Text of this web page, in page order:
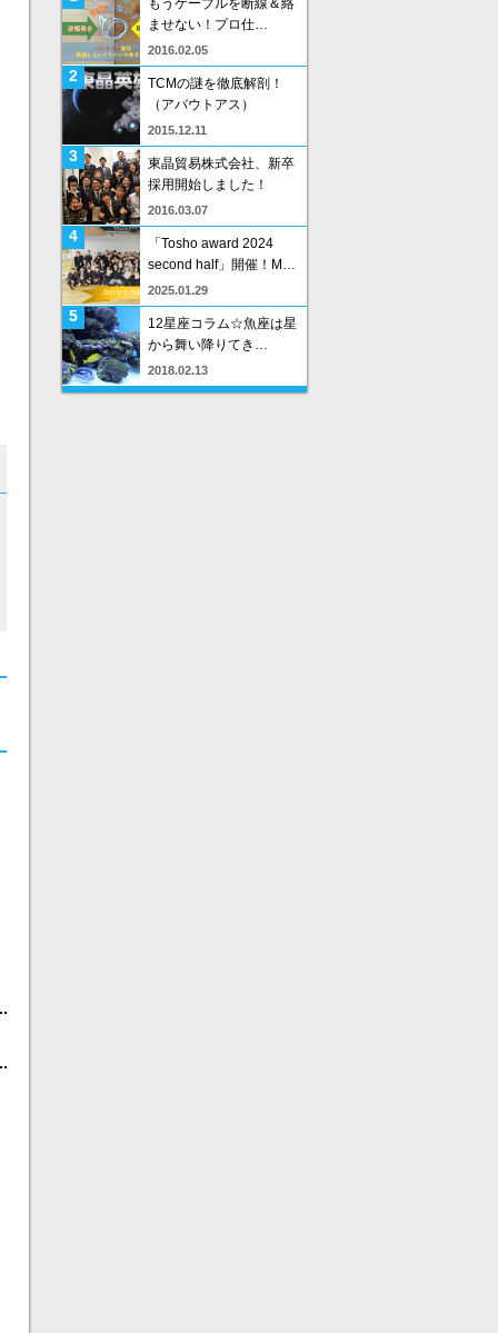
もうケーブルを断線＆絡
ませない！プロ仕…
2016.02.05
2
TCMの謎を徹底解剖！
（アバウトアス）
2015.12.11
3
東晶貿易株式会社、新卒
採用開始しました！
2016.03.07
4
「Tosho award 2024
second half」開催！M…
2025.01.29
5
12星座コラム☆魚座は星
から舞い降りてき…
2018.02.13